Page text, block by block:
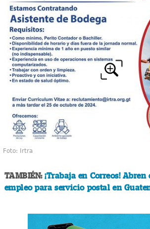
Foto: Irtra
TAMBIÉN:¡Trabaja en Correos!
empleo para servicio postal en